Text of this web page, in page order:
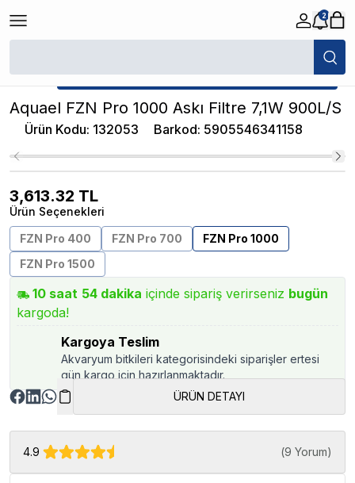
2
/ Aquael FZN Pro 1000 Askı Filtre 7,1W 900L/S
★ Atakan Petshop, Aquael yetkili satıcısıdır.
Aquael FZN Pro 1000 Askı Filtre 7,1W 900L/S
Ürün Kodu: 132053 Barkod: 5905546341158
3,613.32 TL
Ürün Seçenekleri
FZN Pro 400
FZN Pro 700
FZN Pro 1000
FZN Pro 1500
10 saat 54 dakika içinde sipariş verirseniz bugün
kargoda!
Kargoya Teslim
Akvaryum bitkileri kategorisindeki siparişler ertesi
gün kargo için hazırlanmaktadır.
ÜRÜN DETAYI
4.9 (9 Yorum)